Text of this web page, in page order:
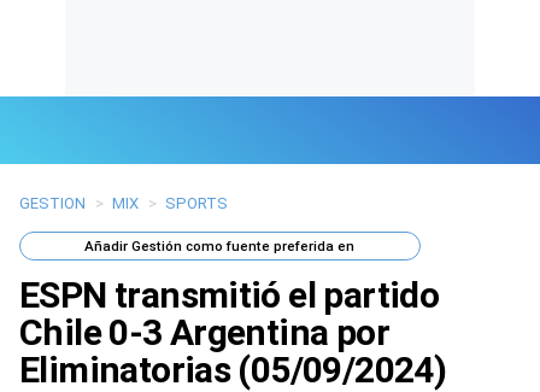
Últimas Noticias
Mi Bolsillo
Respuestas
Gente
GESTION > MIX > SPORTS
AñadirGestión como fuente preferida en
ESPN transmitió el partido
Chile 0-3 Argentina por
Eliminatorias (05/09/2024)